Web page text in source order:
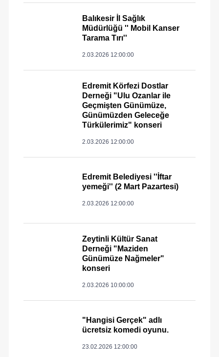
Balıkesir İl Sağlık
Müdürlüğü '' Mobil Kanser
Tarama Tırı''
2.03.2026 12:00:00
Edremit Körfezi Dostlar
Derneği "Ulu Ozanlar ile
Geçmişten Günümüze,
Günümüzden Geleceğe
Türkülerimiz" konseri
2.03.2026 12:00:00
Edremit Belediyesi ''İftar
yemeği'' (2 Mart Pazartesi)
2.03.2026 12:00:00
Zeytinli Kültür Sanat
Derneği "Maziden
Günümüze Nağmeler"
konseri
2.03.2026 10:00:00
"Hangisi Gerçek" adlı
ücretsiz komedi oyunu.
23.02.2026 12:00:00